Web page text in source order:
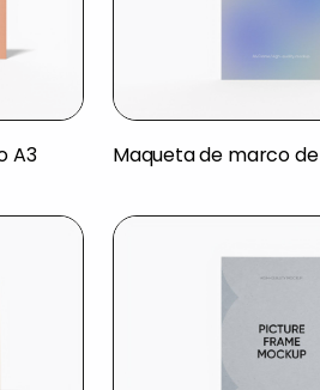
A3 Maqueta de marco